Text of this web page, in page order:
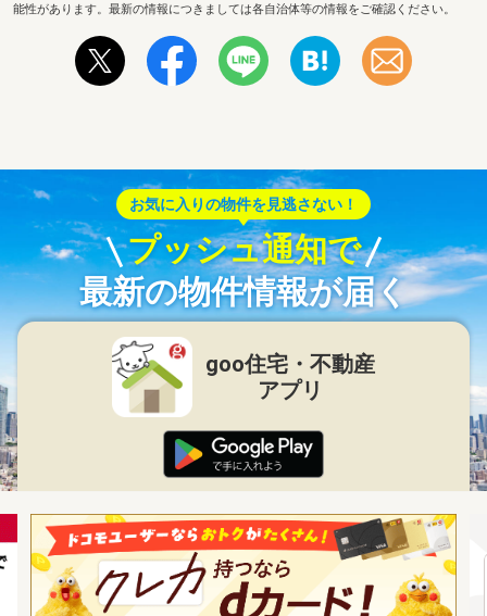
能性があります。最新の情報につきましては各自治体等の情報をご確認ください。
お気に入りの物件を見逃さない！
プッシュ通知で
最新の物件情報が届く
goo住宅・不動産
アプリ